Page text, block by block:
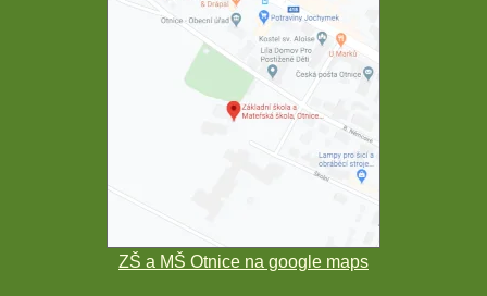
ZŠ a MŠ Otnice na google maps